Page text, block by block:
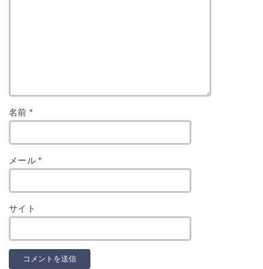
名前 *
メール*
サイト